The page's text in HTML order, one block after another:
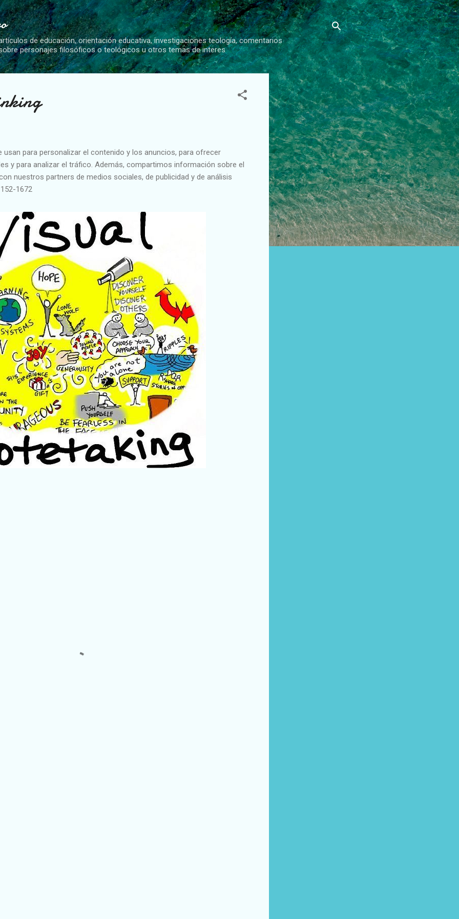
Ir al contenido principal
de educación, orientación educativa, investigaciones teología, comentarios
personajes filosóficos o teológicos u otros temas de interes
para personalizar el contenido y los anuncios, para ofrecer
y para analizar el tráfico. Además, compartimos información sobre el
nuestros partners de medios sociales, de publicidad y de análisis
1672